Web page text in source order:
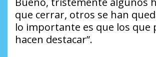
que cerrar, otros se han
lo importante es que los que
hacen destacar”.